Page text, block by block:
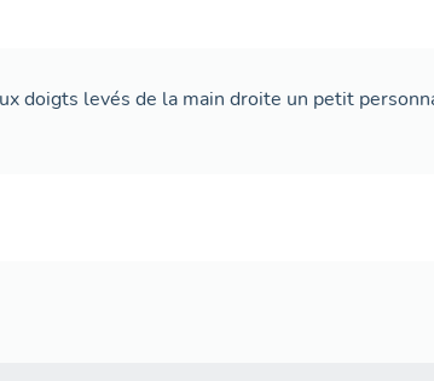
doigts levés de la main droite un petit